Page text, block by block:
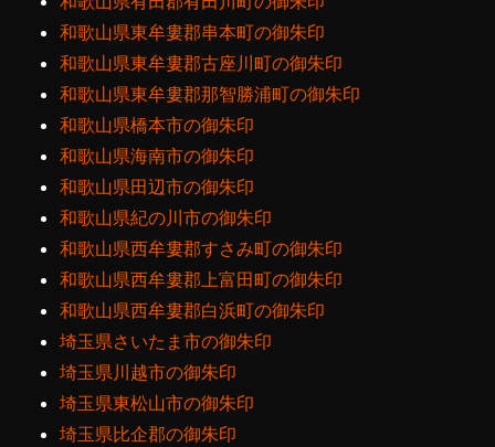
和歌山県東牟婁郡串本町の御朱印
和歌山県東牟婁郡古座川町の御朱印
和歌山県東牟婁郡那智勝浦町の御朱印
和歌山県橋本市の御朱印
和歌山県海南市の御朱印
和歌山県田辺市の御朱印
和歌山県紀の川市の御朱印
和歌山県西牟婁郡すさみ町の御朱印
和歌山県西牟婁郡上富田町の御朱印
和歌山県西牟婁郡白浜町の御朱印
埼玉県さいたま市の御朱印
埼玉県川越市の御朱印
埼玉県東松山市の御朱印
埼玉県比企郡の御朱印